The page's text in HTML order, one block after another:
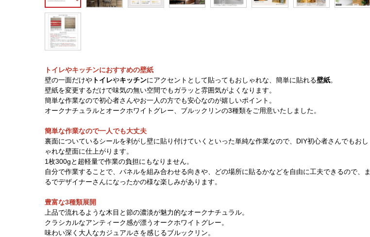
トイレやキッチンにおすすめの壁紙
壁の一面だけや トイレやキッチンにアクセントとして貼ってもおしゃれな、簡単に貼れる壁紙。
壁紙を変更するだけで味気の無い空間でもガラッと雰囲気がよくなります。
簡単な作業なので初心者さんやお一人の方でも安心なのが嬉しいポイント。
オークナチュラルとオークホワイトグレー、ブルックリンの3種類をご用意いたしました。
簡単な作業なので一人でも大丈夫
裏面についているシールを剥がし壁に貼り付けていくといった単純な作業なので、DIY初心者さんでもおし
ゃれな壁面に仕上がります。
1枚300gと超軽量で作業の負担にもなりません。
自分で作業することで、パネルを組み合わせる向きや、どの場所に貼るかなどを自由に工夫できるので、ま
るでデザイナーさんになったかの様な楽しみがあります。
豊富な3種類展開
上品で流れるような木目と節の濃淡が魅力的なオークナチュラル。
クラシカルなアンティーク感が漂うオークホワイトグレー。
味わい深く大人なカジュアルさを感じるブルックリン。